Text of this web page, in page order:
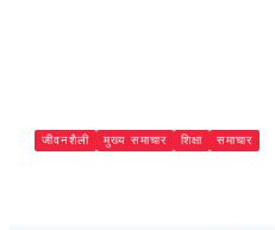
जीवनशैली मुख्य समाचार शिक्षा समाचार